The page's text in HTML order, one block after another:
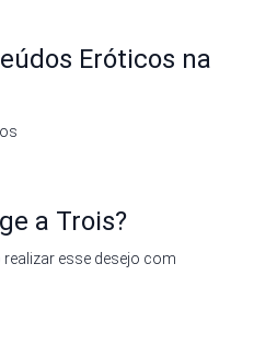
Eróticos na
a Trois?
realizar esse desejo com